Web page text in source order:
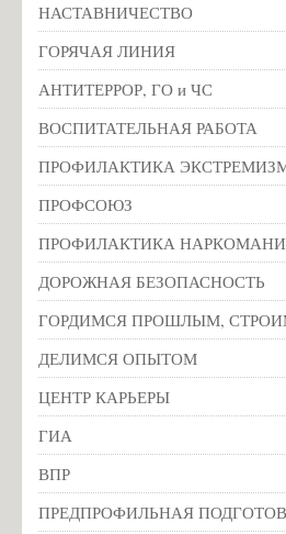
НАСТАВНИЧЕСТВО
ГОРЯЧАЯ ЛИНИЯ
АНТИТЕРРОР, ГО и ЧС
ВОСПИТАТЕЛЬНАЯ РАБОТА
ПРОФИЛАКТИКА
ПРОФСОЮЗ
ПРОФИЛАКТИКА
ДОРОЖНАЯ БЕЗОПАСНОСТЬ
ГОРДИМСЯ ПРОШЛЫМ,
ДЕЛИМСЯ ОПЫТОМ
ЦЕНТР КАРЬЕРЫ
ГИА
ВПР
ПРЕДПРОФИЛЬНАЯ